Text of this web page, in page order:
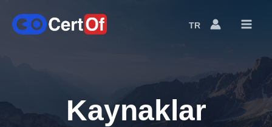
TRLanguage
Kaynaklar